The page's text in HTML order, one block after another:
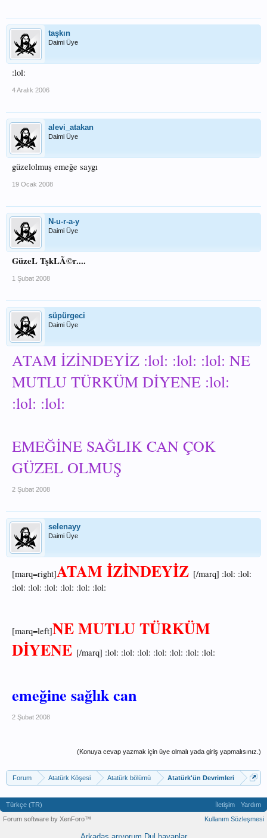
taşkın
Daimi Üye
:lol:
4 Aralık 2006
alevi_atakan
Daimi Üye
güzelolmuş emeğe saygı
19 Ocak 2008
N-u-r-a-y
Daimi Üye
GüzeL TşkLÃ©r....
1 Şubat 2008
süpürgeci
Daimi Üye
ATAM İZİNDEYİZ :lol: :lol: :lol: NE
MUTLU TÜRKÜM DİYENE :lol:
:lol: :lol:
EMEĞİNE SAĞLIK CAN ÇOK
GÜZEL OLMUŞ
2 Şubat 2008
selenayy
Daimi Üye
[marq=right]ATAM İZİNDEYİZ [/marq] :lol: :lol:
:lol: :lol: :lol: :lol: :lol: :lol:
[marq=left]NE MUTLU TÜRKÜM
DİYENE [/marq] :lol: :lol: :lol: :lol: :lol: :lol: :lol:
emeğine sağlık can
2 Şubat 2008
(Konuya cevap yazmak için üye olmalı yada giriş yapmalısınız.)
Forum Atatürk Köşesi Atatürk bölümü Atatürk'ün Devrimleri
Türkçe (TR) İletişim
Yardım
Kullanım Sözleşmesi
Forum software by XenForo™